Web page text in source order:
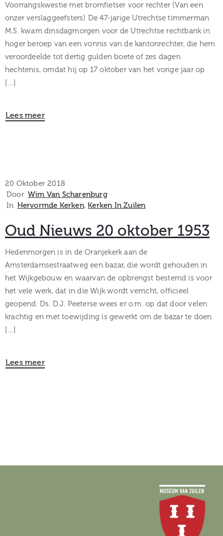
Voorrangskwestie met bromfietser voor rechter (Van een
onzer verslaggeefsters) De 47-jarige Utrechtse timmerman
M.S. kwam dinsdagmorgen voor de Utrechtse rechtbank in
hoger beroep van een vonnis van de kantonrechter, die hem
veroordeelde tot dertig gulden boete of zes dagen
hechtenis, omdat hij op 17 oktober van het vorige jaar op
[…]
Lees meer
20 Oktober 2018
Door Wim Van Scharenburg
In Hervormde Kerken‚Kerken In Zuilen
Oud Nieuws 20 oktober 1953
Hedenmorgen is in de Oranjekerk aan de
Amsterdamsestraatweg een bazar, die wordt gehouden in
het Wijkgebouw en waarvan de opbrengst bestemd is voor
het vele werk, dat in die Wijk wordt verricht, officieel
geopend. Ds. D.J. Peeterse wees er o.m. op dat door velen
krachtig en met toewijding is gewerkt om de bazar te doen
[…]
Lees meer